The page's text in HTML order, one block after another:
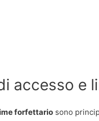
accesso e
forfettario sono